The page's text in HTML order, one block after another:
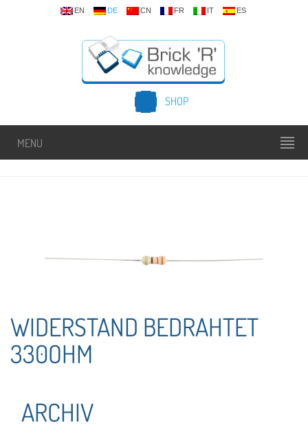
EN DE CN FR IT ES
SHOP
MENU
WIDERSTAND BEDRAHTET
330OHM
ARCHIV